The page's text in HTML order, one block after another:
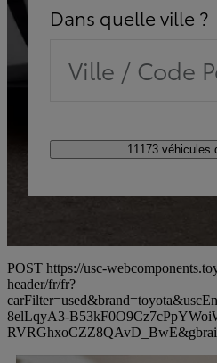
Dans quelle ville ?
Ville / Code
11173 véhicules
POST https://usc-
header/fr/fr?
8elLqyA3-